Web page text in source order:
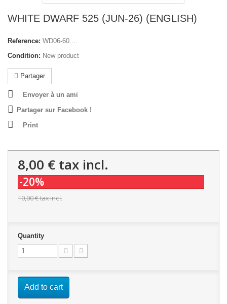
WHITE DWARF 525 (JUN-26) (ENGLISH)
Reference: WD06-60....
Condition: New product
Partager
Envoyer à un ami
Partager sur Facebook !
Print
8,00 € tax incl.
-20%
10,00 €tax incl.
Quantity
Add to cart